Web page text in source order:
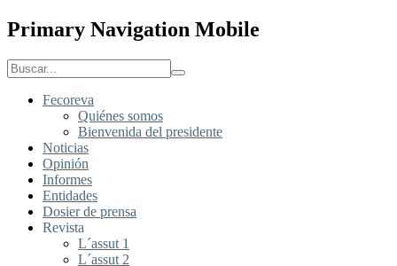
Primary Navigation Mobile
Fecoreva
Quiénes somos
Bienvenida del presidente
Noticias
Opinión
Informes
Entidades
Dosier de prensa
Revista
L´assut 1
L´assut 2